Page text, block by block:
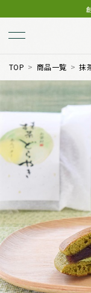
TOP 商品一覧 抹